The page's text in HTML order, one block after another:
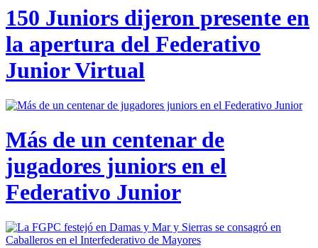
150 Juniors dijeron presente en
la apertura del Federativo
Junior Virtual
Más de un centenar de
jugadores juniors en el
Federativo Junior